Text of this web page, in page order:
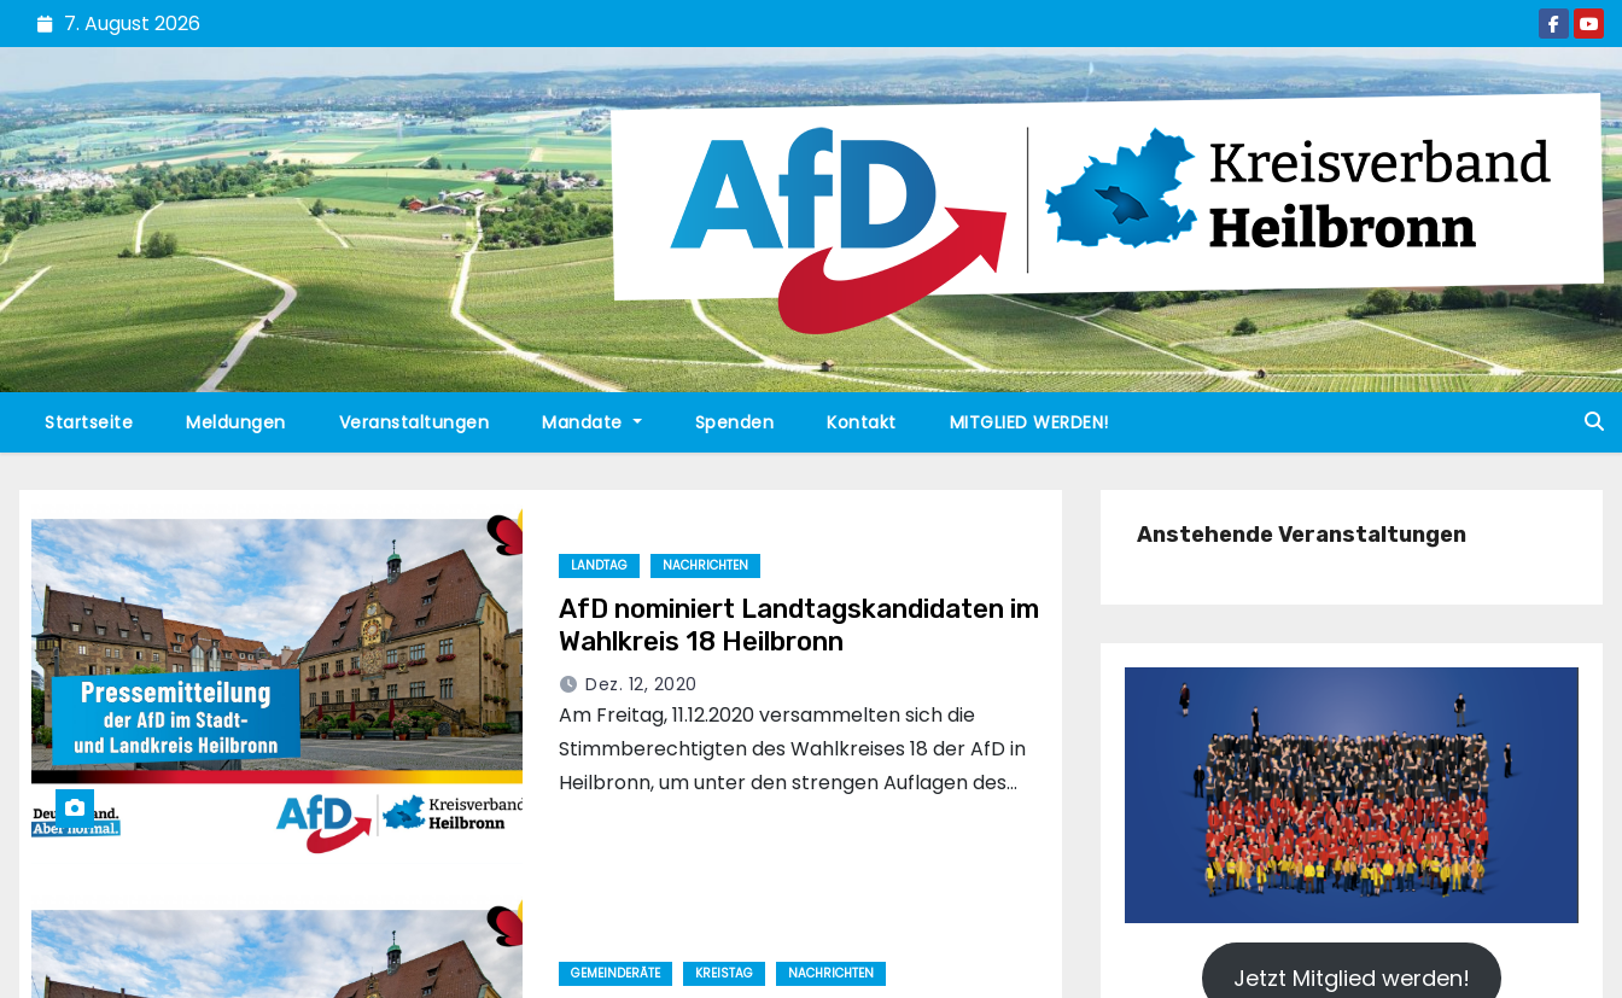
Zum
Inhalt
springen
7. August 2026
Startseite Meldungen Veranstaltungen Mandate Spenden Kontakt MITGLIED WERDEN!
LANDTAG NACHRICHTEN
AfD nominiert Landtagskandidaten im
Wahlkreis 18 Heilbronn
Dez. 12, 2020
Am Freitag, 11.12.2020 versammelten sich die
Stimmberechtigten des Wahlkreises 18 der AfD in
Heilbronn, um unter den strengen Auflagen des…
GEMEINDERÄTE KREISTAG NACHRICHTEN
Anstehende Veranstaltungen
Jetzt Mitglied werden!